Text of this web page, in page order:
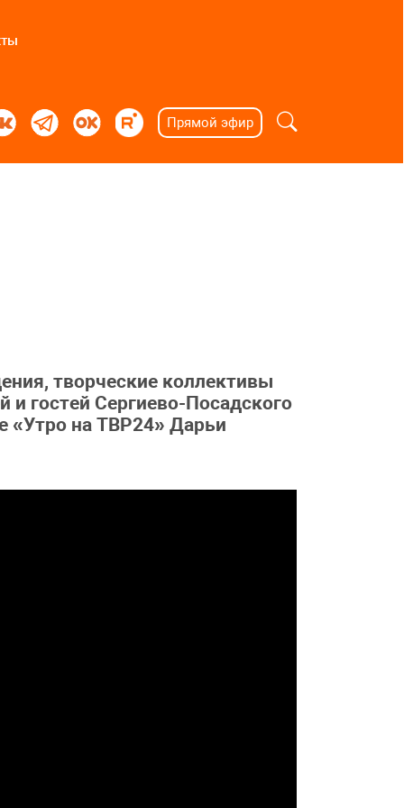
Прямой эфир
творческие коллективы
гостей Сергиево-Посадского
«Утро на ТВР24» Дарьи